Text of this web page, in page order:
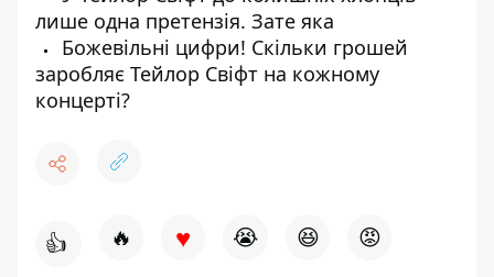
лише одна претензія. Зате яка
Божевільні цифри! Скільки грошей
заробляє Тейлор Свіфт на кожному
концерті?
👍 🔥 ♥ 😭 😆 😡